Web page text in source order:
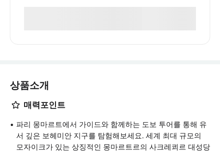
상품소개
매력포인트
파리 몽마르트에서 가이드와 함께하는 도보 투어를 통해 유
서 깊은 보헤미안 지구를 탐험해보세요. 세계 최대 규모의
모자이크가 있는 상징적인 몽마르트르의 사크레쾨르 대성당